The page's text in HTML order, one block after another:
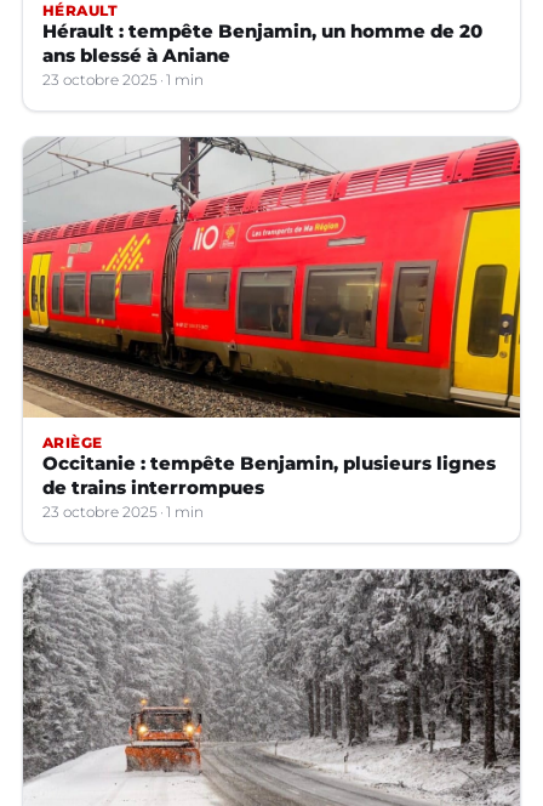
HÉRAULT
Hérault : tempête Benjamin, un homme de 20
ans blessé à Aniane
23 octobre 2025 1 min
ARIÈGE
Occitanie : tempête Benjamin, plusieurs lignes
de trains interrompues
23 octobre 2025 1 min